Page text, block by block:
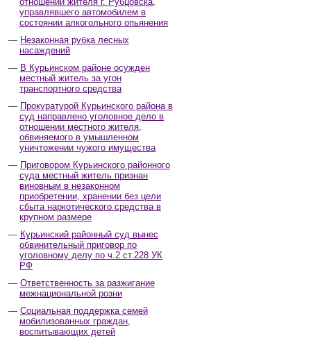
управлявшего автомобилем в
состоянии алкогольного опьянения
Незаконная рубка лесных
насаждений
В Курьинском районе осужден
местный житель за угон
транспортного средства
Прокуратурой Курьинского района в
суд направлено уголовное дело в
отношении местного жителя,
обвиняемого в умышленном
уничтожении чужого имущества
Приговором Курьинского районного
суда местный житель признан
виновным в незаконном
приобретении, хранении без цели
сбыта наркотического средства в
крупном размере
Курьинский районный суд вынес
обвинительный приговор по
уголовному делу по ч.2 ст.228 УК
РФ
Ответственность за разжигание
межнациональной розни
Социальная поддержка семей
мобилизованных граждан,
воспитывающих детей